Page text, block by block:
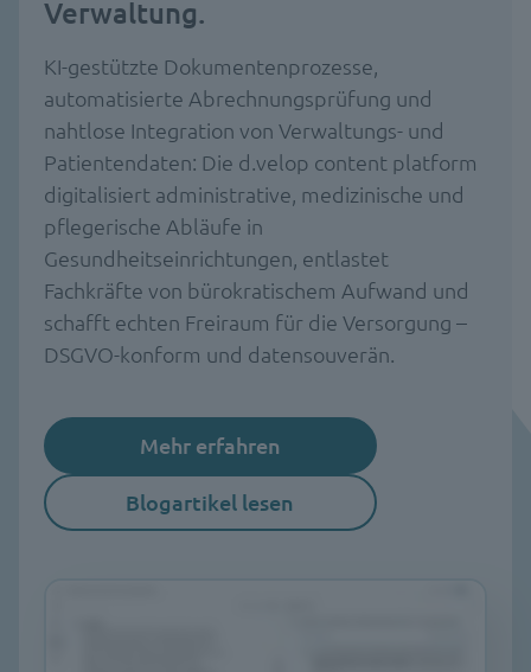
Verwaltung.
KI-gestützte Dokumentenprozesse,
automatisierte Abrechnungsprüfung und
nahtlose Integration von Verwaltungs- und
Patientendaten: Die d.velop content platform
digitalisiert administrative, medizinische und
pflegerische Abläufe in
Gesundheitseinrichtungen, entlastet
Fachkräfte von bürokratischem Aufwand und
schafft echten Freiraum für die Versorgung –
DSGVO-konform und datensouverän.
Mehr erfahren
Blogartikel lesen